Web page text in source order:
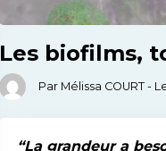
Les biofilms,
Par Mélissa COURT -
“La grandeur a